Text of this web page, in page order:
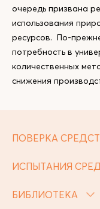
очередь призвана
использования
ресурсов. По-
потребность в
количественных
снижения
ПОВЕРКА
ИСПЫТАНИЯ
БИБЛИОТЕКА